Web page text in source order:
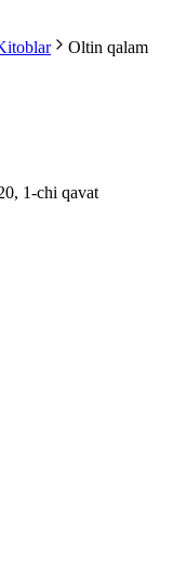
Oltin qalam
1-chi qavat